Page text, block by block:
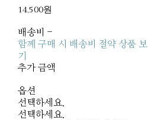
14,500원
배송비 -
함께 구매 시 배송비 절약 상품 보
기
추가 금액
옵션
선택하세요.
선택하세요.